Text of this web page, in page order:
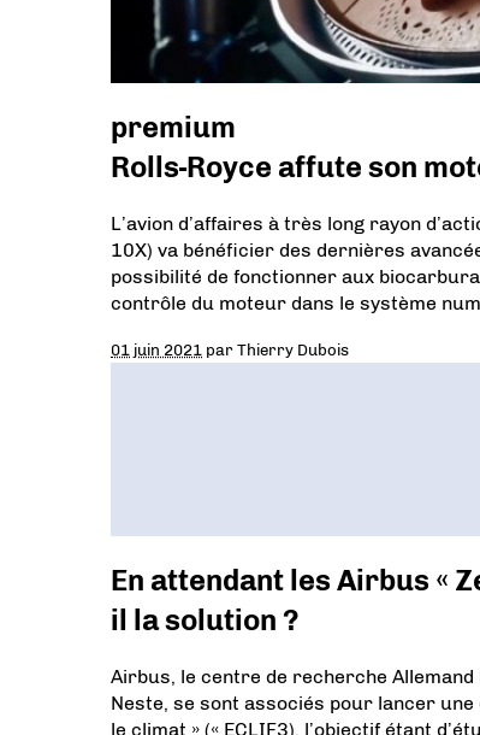
premium
Rolls-Royce affute son
L’avion d’affaires à très long rayon
10X) va bénéficier des dernières
possibilité de fonctionner aux
contrôle du moteur dans le système
01 juin 2021 parThierry Dubois
En attendant les Airbus «
il la solution ?
Airbus, le centre de recherche
Neste, se sont associés pour lancer
le climat » (« ECLIF3), l’objectif étant